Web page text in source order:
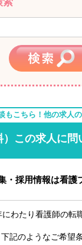
索
もこちら！他の求人
）この求人に
・採用情報は看護
わたり看護師の転
記のようなご希望